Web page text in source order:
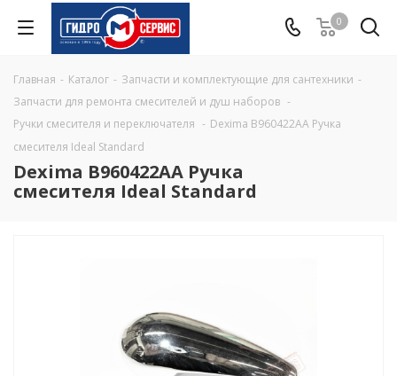
0
Главная - Каталог - Запчасти и комплектующие для сантехники -
Запчасти для ремонта смесителей и душ наборов -
Ручки смесителя и переключателя - Dexima B960422AA Ручка
смесителя Ideal Standard
Dexima B960422AA Ручка
смесителя Ideal Standard